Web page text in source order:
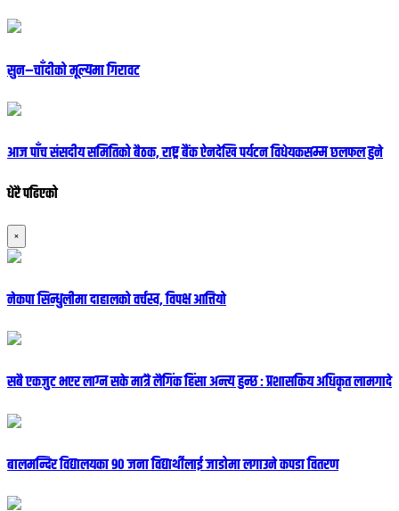
सुन–चाँदीको मूल्यमा गिरावट
आज पाँच संसदीय समितिको बैठक, राष्ट्र बैंक ऐनदेखि पर्यटन विधेयकसम्म छलफल हुने
धेरै पढिएको
×
नेकपा सिन्धुलीमा दाहालको वर्चस्व, विपक्ष आत्तियो
सबै एकजुट भएर लाग्न सके मात्रै लैगिंक हिंसा अन्त्य हुन्छ : प्रशासकिय अधिकृत लामगादे
बालमन्दिर विद्यालयका ९० जना विद्यार्थीलाई जाडोमा लगाउने कपडा वितरण